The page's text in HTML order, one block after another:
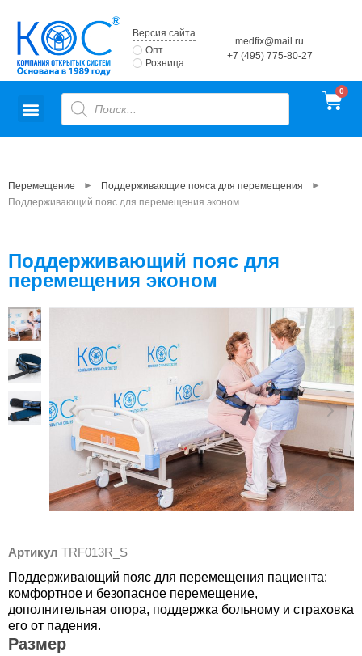
Версия сайта
Опт
Розница
medfix@mail.ru
+7 (495) 775-80-27
Перемещение ► Поддерживающие пояса для перемещения
►
Поддерживающий пояс для перемещения эконом
Поддерживающий пояс для
перемещения эконом
Артикул TRF013R_S
Поддерживающий пояс для перемещения пациента:
комфортное и безопасное перемещение,
дополнительная опора, поддержка больному и страховка
его от падения.
Размер